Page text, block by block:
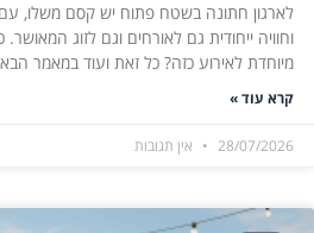
לארגון חתונה בשטח פתוח יש קסם משלו, עם
וחוויה ייחודית גם לאורחים וגם לזוג המאושר.
מיוחדת לאירוע כזה? כל זאת ועוד במאמר
קרא עוד »
28/07/2026 אין תגובות